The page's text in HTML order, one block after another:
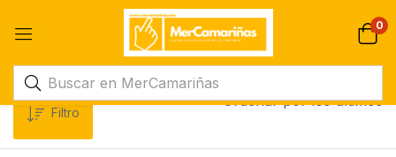
0
Filtro
Ordenar por los últimos